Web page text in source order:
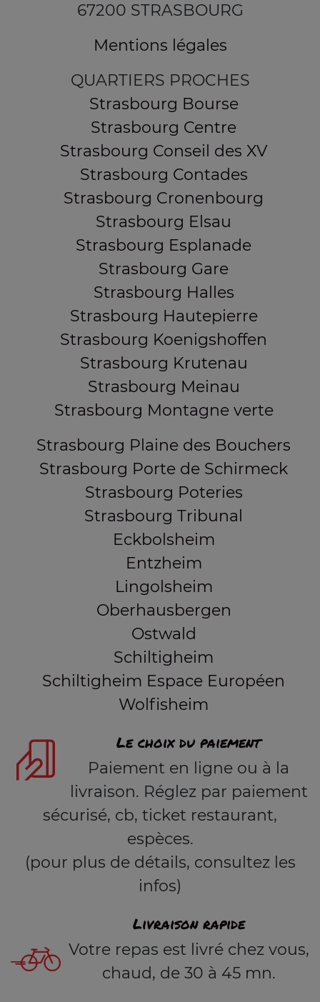
67200 STRASBOURG
Mentions légales
QUARTIERS PROCHES
Strasbourg Bourse
Strasbourg Centre
Strasbourg Conseil des XV
Strasbourg Contades
Strasbourg Cronenbourg
Strasbourg Elsau
Strasbourg Esplanade
Strasbourg Gare
Strasbourg Halles
Strasbourg Hautepierre
Strasbourg Koenigshoffen
Strasbourg Krutenau
Strasbourg Meinau
Strasbourg Montagne verte
Strasbourg Plaine des Bouchers
Strasbourg Porte de Schirmeck
Strasbourg Poteries
Strasbourg Tribunal
Eckbolsheim
Entzheim
Lingolsheim
Oberhausbergen
Ostwald
Schiltigheim
Schiltigheim Espace Européen
Wolfisheim
Le choix du paiement
Paiement en ligne ou à la
livraison. Réglez par paiement
sécurisé, cb, ticket restaurant,
espèces.
(pour plus de détails, consultez les
infos)
Livraison rapide
Votre repas est livré chez vous,
chaud, de 30 à 45 mn.